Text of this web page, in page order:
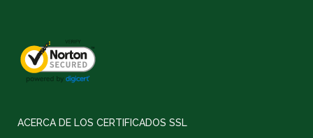
ACERCA DE LOS CERTIFICADOS SSL